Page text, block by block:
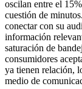
oscilan entre el
cuestión de
conectar con su
información
saturación de
consumidores
ya tienen relación,
medio de